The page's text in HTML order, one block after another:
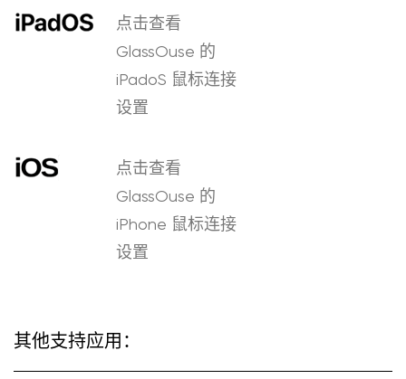
点击查看
GlassOuse 的
iPadoS 鼠标连接
设置
点击查看
GlassOuse 的
iPhone 鼠标连接
设置
其他支持应用：